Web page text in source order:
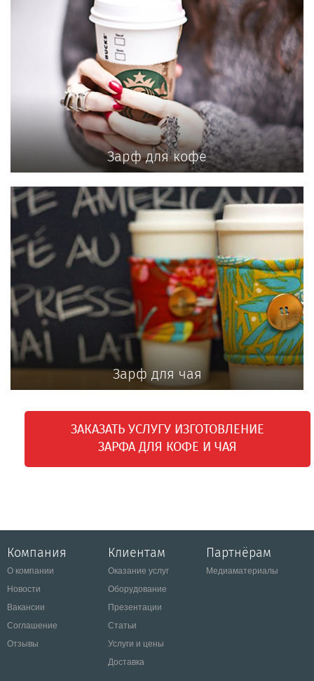
Зарф для кофе
Зарф для чая
ЗАКАЗАТЬ УСЛУГУ ИЗГОТОВЛЕНИЕ
ЗАРФА ДЛЯ КОФЕ И ЧАЯ
Компания
О компании
Новости
Вакансии
Соглашение
Отзывы
Клиентам
Оказание услуг
Оборудование
Презентации
Статьи
Услуги и цены
Доставка
Партнёрам
Медиаматериалы